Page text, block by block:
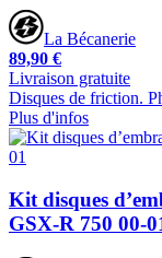
La Bécanerie
89,90 €
Livraison gratuite
Disques de friction.
Plus d'infos
Kit disques
GSX-R 750 00-